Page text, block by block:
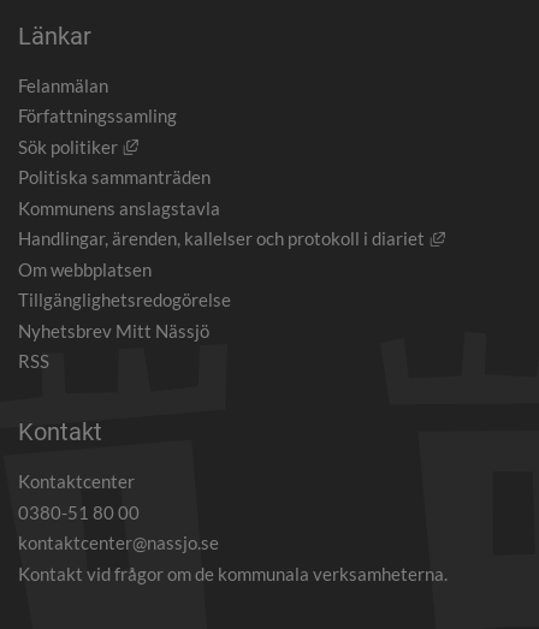
Länkar
Felanmälan
Författningssamling
Sök politiker
Länk till annan webbplats, öppnas i nytt fönster.
Politiska sammanträden
Kommunens anslagstavla
Handlingar, ärenden, kallelser och protokoll i diariet
Länk till
Om webbplatsen
Tillgänglighetsredogörelse
Nyhetsbrev Mitt Nässjö
RSS
Kontakt
Kontaktcenter
0380-51 80 00
kontaktcenter@nassjo.se
Kontakt vid frågor om de kommunala verksamheterna.